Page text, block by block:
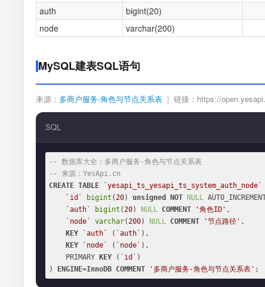
auth
bigint(20)
node
varchar(200)
MySQL建表SQL语句
来源： 多商户服务-角色与节点关系表 | 链接：https://
SQL
-- 数据库大全：多商户服务-角色与节点关系表
-- 来源：YesApi.cn
CREATE TABLE `yesapi_ts_yesapi_ts_system_auth_node`
`id`
bigint (20) unsigned NOT NULL
`auth`
bigint (20) NULL COMMENT '角色ID' ,
`node`
varchar(200) NULL COMMENT '节点路径' ,
KEY
`auth` ( `auth` ),
KEY
`node` ( `node` ),
    PRIMARY
KEY ( `id` )
)
ENGINE=InnoDB COMMENT '多商户服务-角色与节点关系表' ;